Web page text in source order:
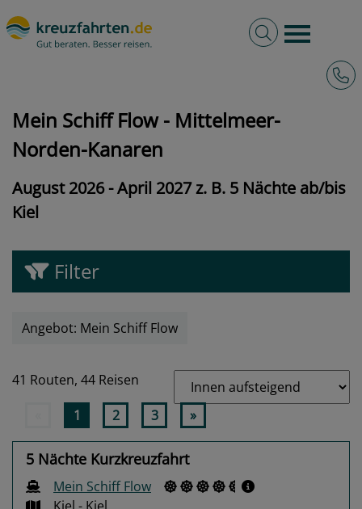
Burger
Volltextsuche
Mein Schiff Flow - Mittelmeer-
Norden-Kanaren
August 2026 - April 2027 z. B. 5 Nächte ab/bis
Kiel
Filter
Angebot: Mein Schiff Flow
41 Routen, 44 Reisen
1 2 3 »
5 Nächte Kurzkreuzfahrt
Mein Schiff Flow